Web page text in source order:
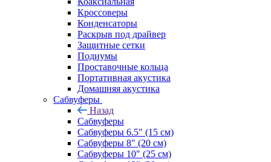
Кроссоверы
Конденсаторы
Раскрыв под драйвер
Защитные сетки
Подиумы
Проставочные кольца
Портативная акустика
Домашняя акустика
Сабвуферы
Назад
Сабвуферы
Сабвуферы 6.5" (15 см)
Сабвуферы 8" (20 см)
Сабвуферы 10" (25 см)